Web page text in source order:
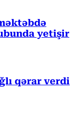
yetişir
qərar verdi